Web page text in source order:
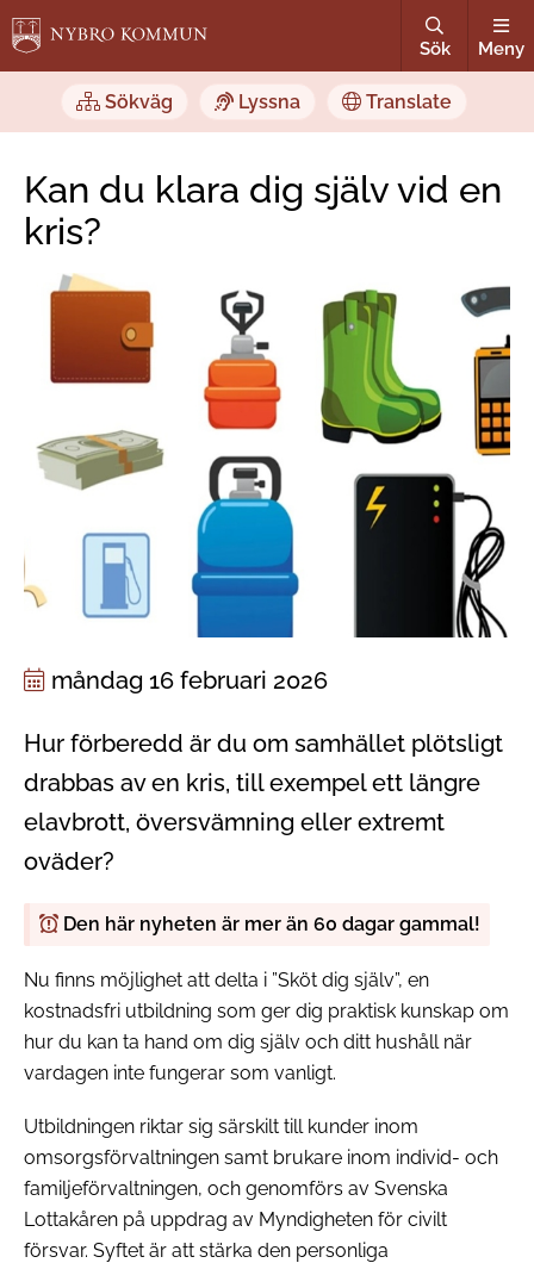
Sök Meny
Sökväg Lyssna Translate
Kan du klara dig själv vid en
kris?
måndag 16 februari 2026
Hur förberedd är du om samhället plötsligt
drabbas av en kris, till exempel ett längre
elavbrott, översvämning eller extremt
oväder?
Den här nyheten är mer än 60 dagar gammal!
Nu finns möjlighet att delta i ”Sköt dig själv”, en
kostnadsfri utbildning som ger dig praktisk kunskap om
hur du kan ta hand om dig själv och ditt hushåll när
vardagen inte fungerar som vanligt.
Utbildningen riktar sig särskilt till kunder inom
omsorgsförvaltningen samt brukare inom individ- och
familjeförvaltningen, och genomförs av Svenska
Lottakåren på uppdrag av Myndigheten för civilt
försvar. Syftet är att stärka den personliga